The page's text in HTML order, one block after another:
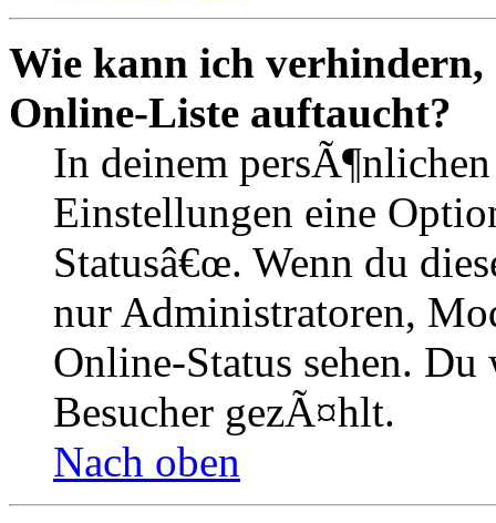
Wie kann ich verhindern,
Online-Liste auftaucht?
In deinem
Einstellungen eine
Statusâ€œ. Wenn du
nur Administratoren,
Online-Status sehen.
Besucher gezÃ¤hlt.
Nach oben